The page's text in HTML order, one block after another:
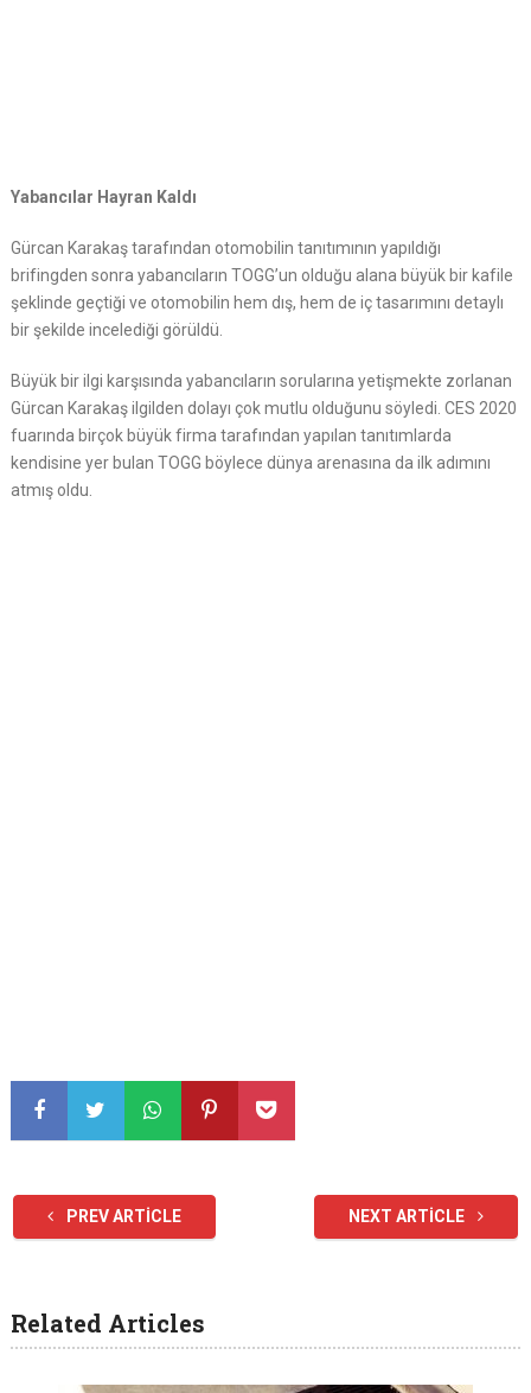
Yabancılar Hayran Kaldı
Gürcan Karakaş tarafından otomobilin tanıtımının yapıldığı
brifingden sonra yabancıların TOGG’un olduğu alana büyük bir kafile
şeklinde geçtiği ve otomobilin hem dış, hem de iç tasarımını detaylı
bir şekilde incelediği görüldü.
Büyük bir ilgi karşısında yabancıların sorularına yetişmekte zorlanan
Gürcan Karakaş ilgilden dolayı çok mutlu olduğunu söyledi. CES 2020
fuarında birçok büyük firma tarafından yapılan tanıtımlarda
kendisine yer bulan TOGG böylece dünya arenasına da ilk adımını
atmış oldu.
PREV ARTICLE NEXT ARTICLE
Related Articles